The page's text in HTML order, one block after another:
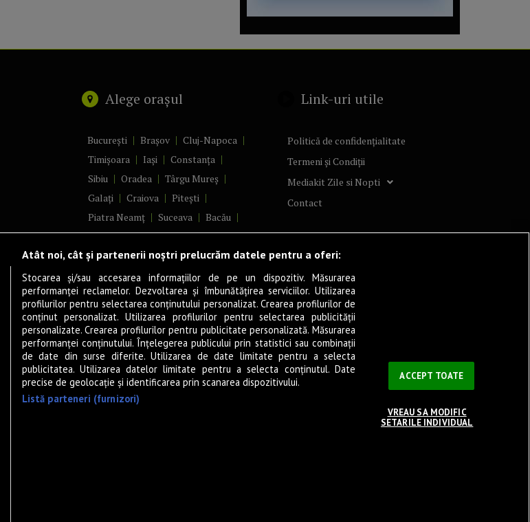
Alege orașul
București Brașov
Cluj-Napoca
Timișoara
Iași
Constanța
Sibiu
Oradea
Târgu Mureș
Galați
Craiova
Pitești
Piatra Neamț
Suceava
Bacău
Brăila
Ploiești
Râmnicu Vâlcea
Alba Iulia
Arad
Bistrița
Baia Mare
Satu Mare
Sfântu Gheorghe
Deva
Focșani
Tulcea
Târgu Jiu
Alexandria
Botoșani
Buzău Vaslui
Reșița
Târgoviște
Drobeta-Turnu Severin
Călărași
Giurgiu
Slatina
Link-uri utile
Politică de confidențialitate
Termeni și Condiții
Mediakit Zile si Nopti
Contact
Atât noi, cât și partenerii noștri prelucrăm datele pentru a oferi:
Stocarea și/sau accesarea informațiilor de pe un dispozitiv. Măsurarea
performanței reclamelor. Dezvoltarea și îmbunătățirea serviciilor. Utilizarea
profilurilor pentru selectarea conținutului personalizat. Crearea profilurilor de
conținut personalizat. Utilizarea profilurilor pentru selectarea publicității
personalizate. Crearea profilurilor pentru publicitate personalizată. Măsurarea
performanței conținutului. Înțelegerea publicului prin statistici sau combinații
de date din surse diferite. Utilizarea de date limitate pentru a selecta
publicitatea. Utilizarea datelor limitate pentru a selecta conținutul. Date
precise de geolocație și identificarea prin scanarea dispozitivului.
Listă parteneri (furnizori)
ACCEPT TOATE
VREAU SA MODIFIC
SETARILE INDIVIDUAL